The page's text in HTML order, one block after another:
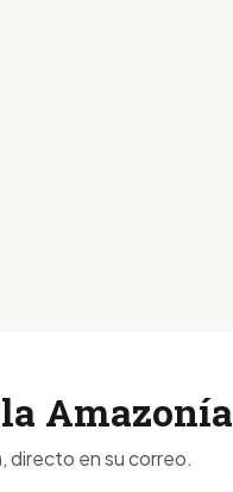
Amazonía
directo en su correo.